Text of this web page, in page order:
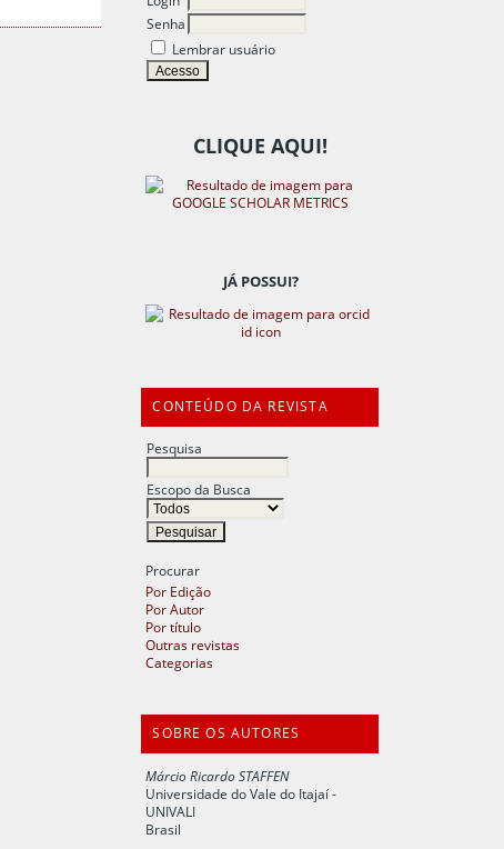
Senha
Lembrar usuário
CLIQUE AQUI!
JÁ POSSUI?
CONTEÚDO DA REVISTA
Pesquisa
Escopo da Busca
Procurar
Por Edição
Por Autor
Por título
Outras revistas
Categorias
SOBRE OS AUTORES
Márcio Ricardo STAFFEN
Universidade do Vale do Itajaí -
UNIVALI
Brasil